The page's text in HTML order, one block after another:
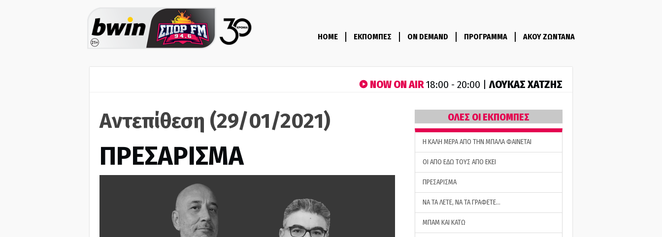
HOME ΕΚΠΟΜΠΕΣ ON DEMAND ΠΡΟΓΡΑΜΜΑ ΑΚΟΥ ΖΩΝΤΑΝΑ
NOW ON AIR18:00 - 20:00 |ΛΟΥΚΑΣ ΧΑΤΖΗΣ
Αντεπίθεση (29/01/2021)
ΠΡΕΣΑΡΙΣΜΑ
ΟΛΕΣ ΟΙ ΕΚΠΟΜΠΕΣ
H ΚΑΛΗ ΜΕΡΑ ΑΠΟ ΤΗΝ ΜΠΑΛΑ ΦΑΙΝΕΤΑΙ
ΟΙ ΑΠΟ ΕΔΩ ΤΟΥΣ ΑΠΟ ΕΚΕΙ
ΠΡΕΣΑΡΙΣΜΑ
ΝΑ ΤΑ ΛΕΤΕ, ΝΑ ΤΑ ΓΡΑΦΕΤΕ…
ΜΠΑΜ ΚΑΙ ΚΑΤΩ